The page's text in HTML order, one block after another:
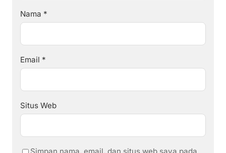
Nama *
Email *
Situs Web
Simpan nama, email, dan situs web saya pada